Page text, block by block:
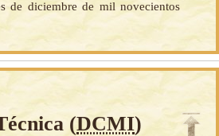
de diciembre de mil novecientos
(DCMI)